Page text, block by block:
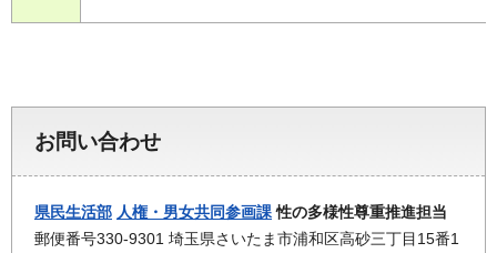
お問い合わせ
県民生活部 人権・男女共同参画課性の多様性尊重推進担当
郵便番号330-9301 埼玉県さいたま市浦和区高砂三丁目15番1